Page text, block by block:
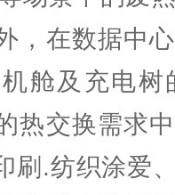
，在数据中
舱及充电
热交换需求
刷.纺织涂爱